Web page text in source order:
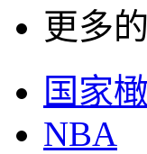
更多的
国家
NBA